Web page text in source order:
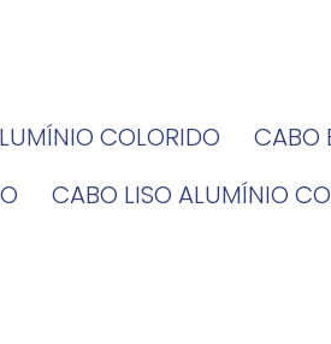
COLORIDO
CABO LISO ALUMÍNIO